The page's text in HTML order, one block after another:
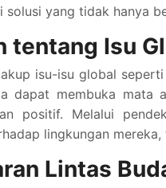
solusi yang tidak hanya
tentang Isu
isu-isu global
dapat membuka mata
positif. Melalui
lingkungan
Lintas